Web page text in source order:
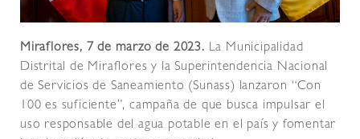
Miraflores, 7 de marzo de 2023. La Municipalidad
Distrital de Miraflores y la Superintendencia Nacional
de Servicios de Saneamiento (Sunass) lanzaron “Con
100 es suficiente”, campaña de que busca impulsar el
uso responsable del agua potable en el país y fomentar